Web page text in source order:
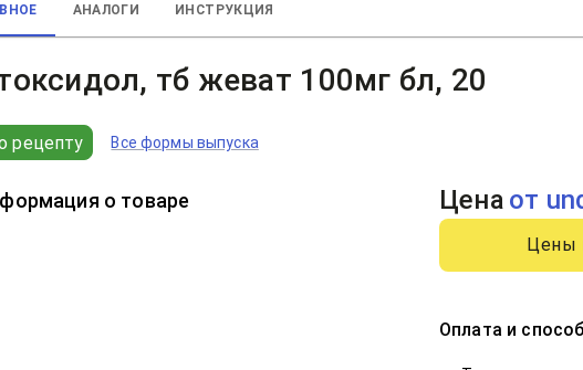
АНАЛОГИ ИНСТРУКЦИЯ
тб жеват 100мг бл, 20
рецепту Все формы выпуска
о товаре Цена от
Цены
Оплата и